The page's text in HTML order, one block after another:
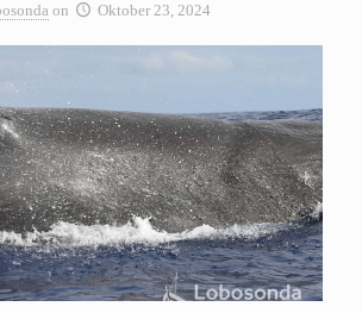
on Oktober 23, 2024